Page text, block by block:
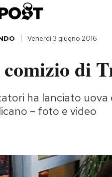
Venerdì 3 giugno 2016
di
ha lanciato
– foto e video